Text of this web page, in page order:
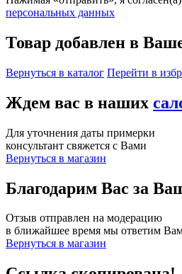
персональных данных
Товар добавлен в
Вернуться в каталог Перейти в
Ждем вас в наших
Для уточнения даты примерки
консультант свяжется с Вами
Вернуться в магазин
Благодарим Вас за
Отзыв отправлен на модерацию
в ближайшее время мы ответим
Вернуться в магазин